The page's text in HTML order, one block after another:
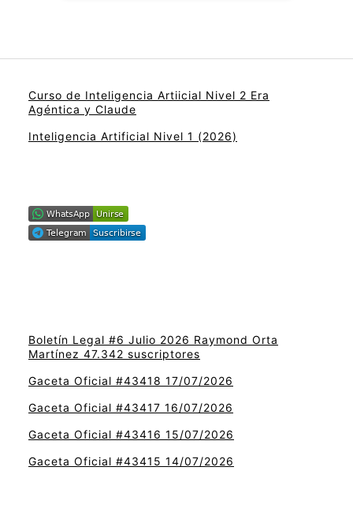
Curso de Inteligencia Artiicial Nivel 2 Era
Agéntica y Claude
Inteligencia Artificial Nivel 1 (2026)
Boletín Legal #6 Julio 2026 Raymond Orta
Martínez 47.342 suscriptores
Gaceta Oficial #43418 17/07/2026
Gaceta Oficial #43417 16/07/2026
Gaceta Oficial #43416 15/07/2026
Gaceta Oficial #43415 14/07/2026